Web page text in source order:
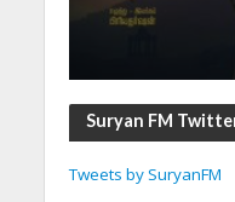
Suryan FM
Tweets by SuryanFM